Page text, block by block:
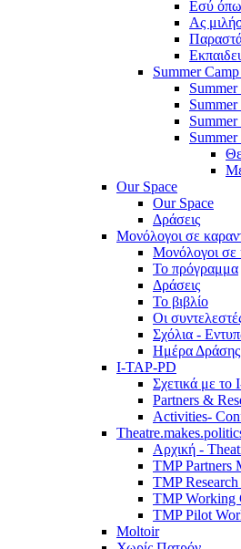
Εσύ
Ας
Summer
Our Space
Our Space
Δράσεις
Μονόλογοι σε
Μονόλογοι σε
Το πρόγραμμα
Δράσεις
Το βιβλίο
Οι
Σχόλια -
Ημέρα Δράσης
I-TAP-PD
Σχετικά με το
Partners &
Activities-
Αρχική -
TMP Partners
TMP
TMP Working
TMP Pilot
Moltoir